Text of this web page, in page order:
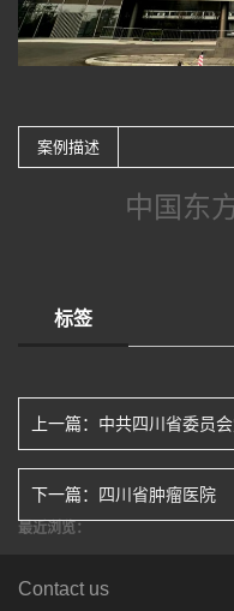
案例描述
中国东
标签
上一篇： 中共四川省委员
下一篇： 四川省肿瘤医院
最近浏览：
Contact us